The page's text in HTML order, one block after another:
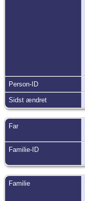
Person-ID
Sidst ændret
Far
Familie-ID
Familie